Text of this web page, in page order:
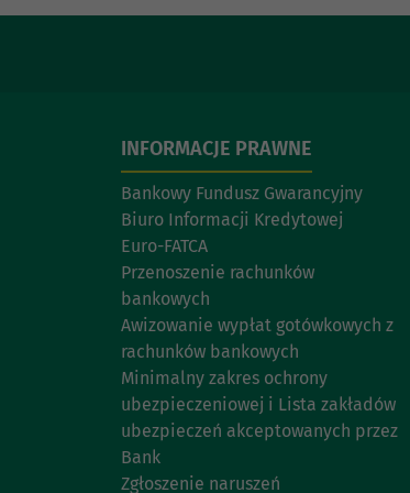
INFORMACJE PRAWNE
Bankowy Fundusz Gwarancyjny
Biuro Informacji Kredytowej
Euro-FATCA
Przenoszenie rachunków
bankowych
Awizowanie wypłat gotówkowych z
rachunków bankowych
Minimalny zakres ochrony
ubezpieczeniowej i Lista zakładów
ubezpieczeń akceptowanych przez
Bank
Zgłoszenie naruszeń